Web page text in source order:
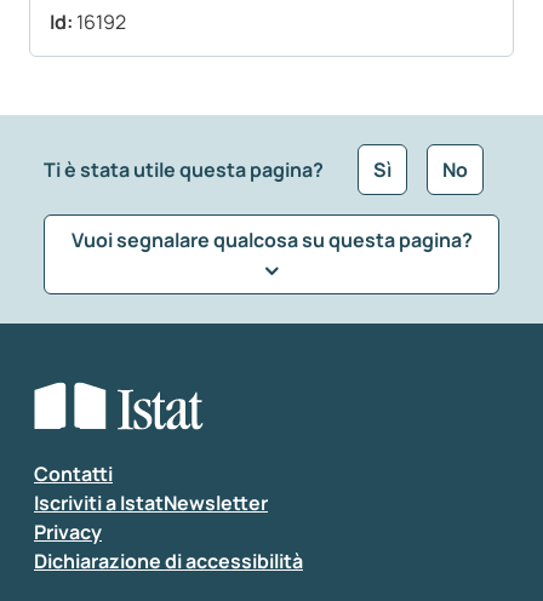
Id: 16192
Ti è stata utile questa pagina? Sì No
Vuoi segnalare qualcosa su questa pagina?
Seleziona la tipologia della segnalazione
Inserisci il tuo commento
Contatti
Iscriviti a IstatNewsletter
Privacy
Dichiarazione di accessibilità